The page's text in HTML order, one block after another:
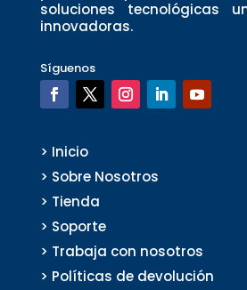
soluciones tecnológicas
innovadoras.
Síguenos
> Inicio
> Sobre Nosotros
> Tienda
> Soporte
> Trabaja con nosotros
> Políticas de devolución